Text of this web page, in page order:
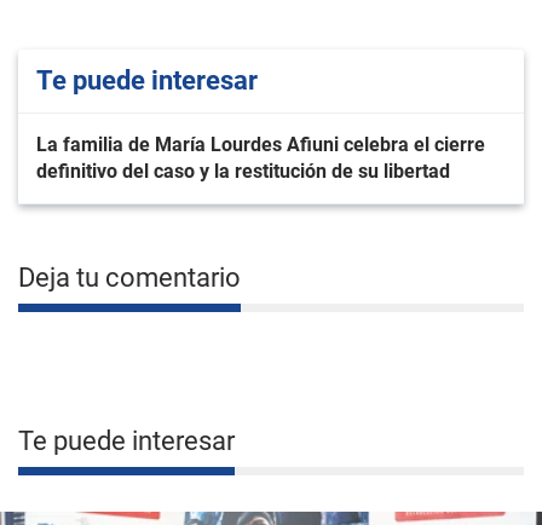
Te puede interesar
La familia de María Lourdes Afiuni celebra el cierre
definitivo del caso y la restitución de su libertad
Deja tu comentario
Te puede interesar